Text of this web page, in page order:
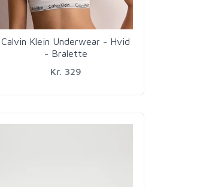
Calvin Klein Underwear - Hvid
- Bralette
Kr. 329